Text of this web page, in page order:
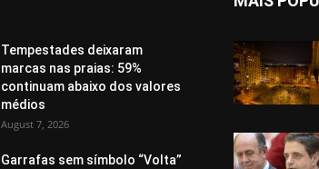
Tempestades deixaram
marcas nas praias: 59%
continuam abaixo dos valores
médios
August 7, 2026
Garrafas sem símbolo “Volta”